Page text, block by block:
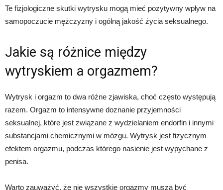
Te fizjologiczne skutki wytrysku mogą mieć pozytywny wpływ na
samopoczucie mężczyzny i ogólną jakość życia seksualnego.
Jakie są różnice między
wytryskiem a orgazmem?
Wytrysk i orgazm to dwa różne zjawiska, choć często występują
razem. Orgazm to intensywne doznanie przyjemności
seksualnej, które jest związane z wydzielaniem endorfin i innymi
substancjami chemicznymi w mózgu. Wytrysk jest fizycznym
efektem orgazmu, podczas którego nasienie jest wypychane z
penisa.
Warto zauważyć, że nie wszystkie orgazmy muszą być